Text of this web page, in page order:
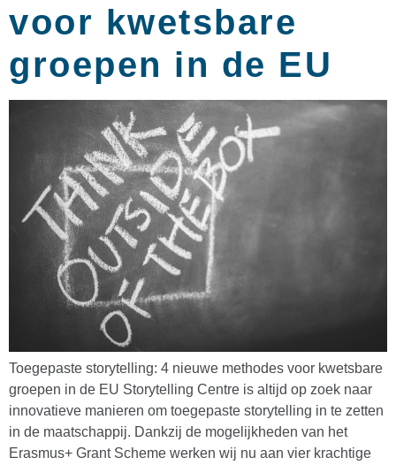
voor kwetsbare
groepen in de EU
Toegepaste storytelling: 4 nieuwe methodes voor kwetsbare
groepen in de EU Storytelling Centre is altijd op zoek naar
innovatieve manieren om toegepaste storytelling in te zetten
in de maatschappij. Dankzij de mogelijkheden van het
Erasmus+ Grant Scheme werken wij nu aan vier krachtige